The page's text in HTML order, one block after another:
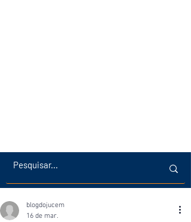
blogdojucem
16 de mar.